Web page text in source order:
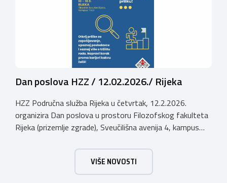
Dan poslova HZZ / 12.02.2026./ Rijeka
HZZ Područna služba Rijeka u četvrtak, 12.2.2026.
organizira Dan poslova u prostoru Filozofskog fakulteta
Rijeka (prizemlje zgrade), Sveučilišna avenija 4, kampus
sajamsko-edukativno događanje koje za cilj ima: Što Dan
poslova nudi: U okviru Dana poslova, HZZ, Područna
služba Rijeka održati će prezentaciju o mjerama […]
VIŠE NOVOSTI